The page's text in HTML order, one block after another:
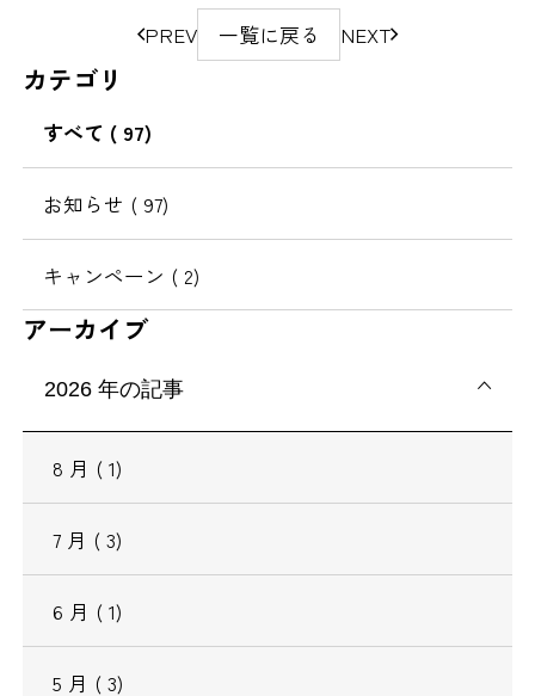
ジ
動
PREV 一覧に戻る NEXT
カテゴリ
すべて ( 97)
お知らせ ( 97)
キャンペーン ( 2)
アーカイブ
2026 年の記事
8 月 ( 1)
7 月 ( 3)
6 月 ( 1)
5 月 ( 3)